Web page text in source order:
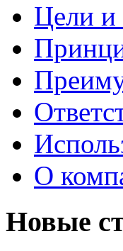
Цели и
О
Новые